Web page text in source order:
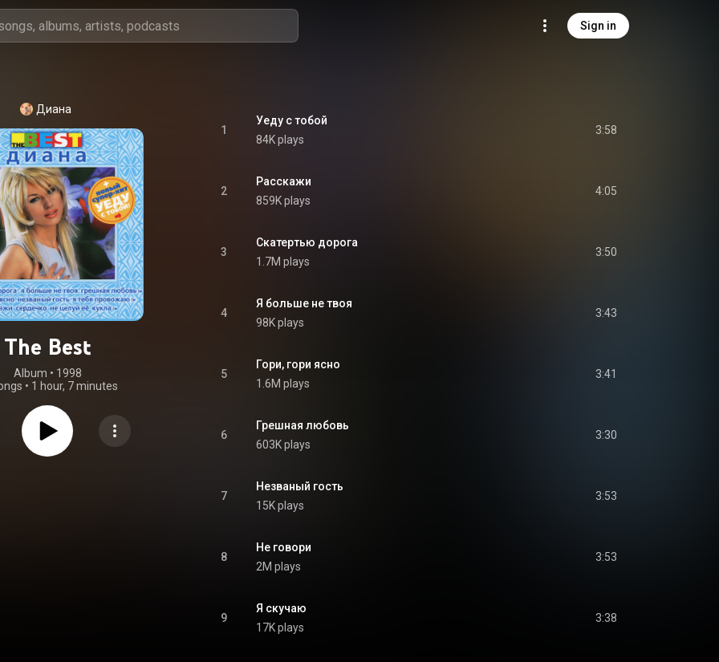
Sign in
Диана
The Best
Album • 1998
• 1 hour, 7 minutes
1
Уеду с тобой
84K plays
3:58
2
Расскажи
859K plays
4:05
3
Скатертью дорога
1.7M plays
3:50
4
Я больше не твоя
98K plays
3:43
5
Гори, гори ясно
1.6M plays
3:41
6
Грешная любовь
603K plays
3:30
7
Незваный гость
15K plays
3:53
8
Не говори
2M plays
3:53
9
Я скучаю
17K plays
3:38